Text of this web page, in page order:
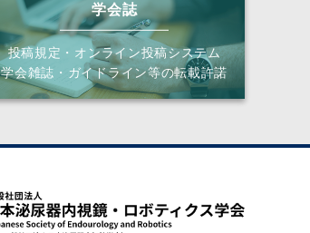
学会誌
投稿規定・オンライン投稿システム
学会雑誌・ガイドライン等の転載許諾